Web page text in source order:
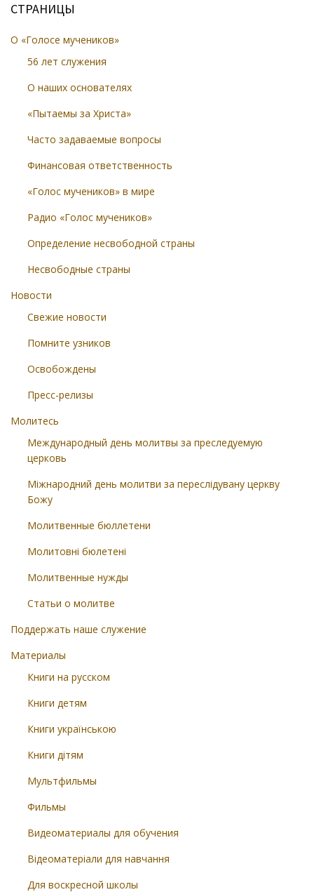
СТРАНИЦЫ
О «Голосе мучеников»
56 лет служения
О наших основателях
«Пытаемы за Христа»
Часто задаваемые вопросы
Финансовая ответственность
«Голос мучеников» в мире
Радио «Голос мучеников»
Определение несвободной страны
Несвободные страны
Новости
Свежие новости
Помните узников
Освобождены
Пресс-релизы
Молитесь
Международный день молитвы за преследуемую
церковь
Міжнародний день молитви за переслідувану церкву
Божу
Молитвенные бюллетени
Молитовні бюлетені
Молитвенные нужды
Статьи о молитве
Поддержать наше служение
Материалы
Книги на русском
Книги детям
Книги українською
Книги дітям
Мультфильмы
Фильмы
Видеоматериалы для обучения
Відеоматеріали для навчання
Для воскресной школы